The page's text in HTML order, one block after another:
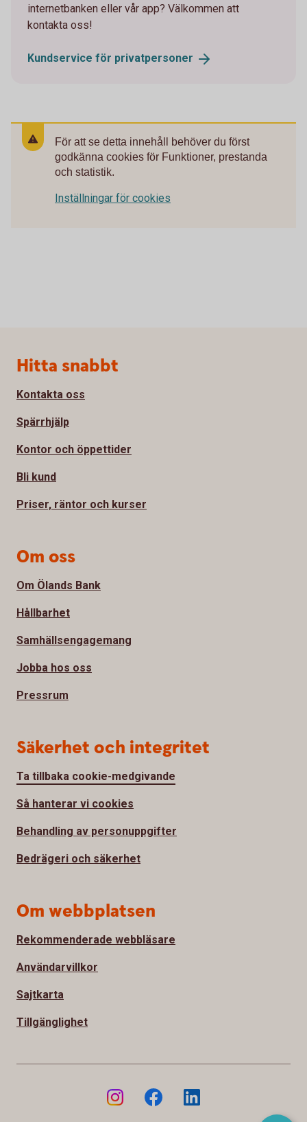
internetbanken eller vår app? Välkommen att
kontakta oss!
Kundservice för privatpersoner
För att se detta innehåll behöver du först
godkänna cookies för Funktioner, prestanda
och statistik.
Inställningar för cookies
Sidfot
Hitta snabbt
Kontakta oss
Spärrhjälp
Kontor och öppettider
Bli kund
Priser, räntor och kurser
Om oss
Om Ölands Bank
Hållbarhet
Samhällsengagemang
Jobba hos oss
Pressrum
Säkerhet och integritet
Ta tillbaka cookie-medgivande
Så hanterar vi cookies
Behandling av personuppgifter
Bedrägeri och säkerhet
Om webbplatsen
Rekommenderade webbläsare
Användarvillkor
Sajtkarta
Tillgänglighet